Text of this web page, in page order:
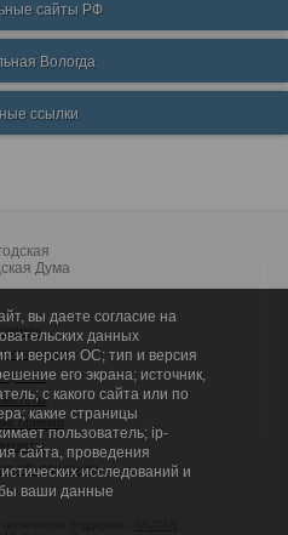
сайты РФ
Вологда
ссылки
Дума
сведения
приема
объединения
вы даете согласие на
данных
и версия ОС; тип и версия
его экрана; источник,
с какого сайта или по
какие страницы
пользователь; ip-
сайта, проведения
исследований и
ваши данные